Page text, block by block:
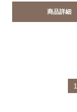
商品詳細
1